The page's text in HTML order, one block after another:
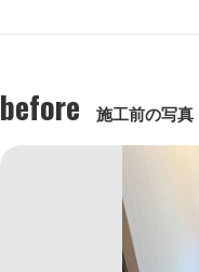
before 施工前の写真